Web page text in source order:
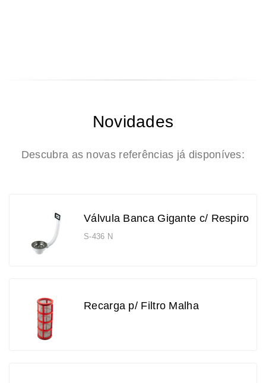
Novidades
Descubra as novas referências já disponíves:
Válvula Banca Gigante c/ Respiro
S-436 N
Recarga p/ Filtro Malha